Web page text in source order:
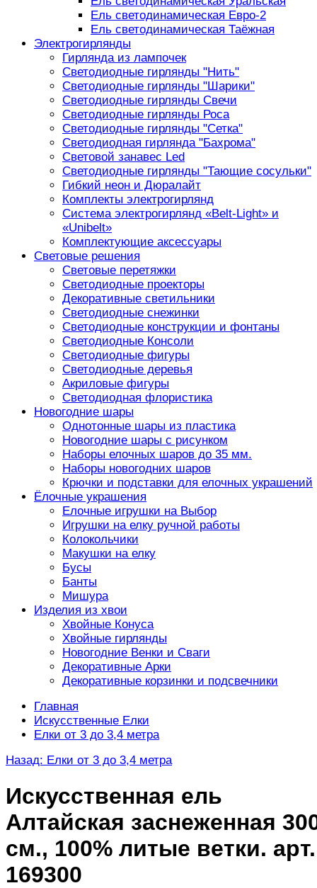
Ель светодинамическая Евро-2
Ель светодинамическая Таёжная
Электрогирлянды
Гирлянда из лампочек
Светодиодные гирлянды "Нить"
Светодиодные гирлянды "Шарики"
Светодиодные гирлянды Свечи
Светодиодные гирлянды Роса
Светодиодные гирлянды "Сетка"
Светодиодная гирлянда "Бахрома"
Световой занавес Led
Светодиодные гирлянды "Тающие сосульки"
Гибкий неон и Дюралайт
Комплекты электрогирлянд
Система электрогирлянд «Belt-Light» и
«Unibelt»
Комплектующие аксессуары
Световые решения
Световые перетяжки
Светодиодные проекторы
Декоративные светильники
Светодиодные снежинки
Светодиодные конструкции и фонтаны
Светодиодные Консоли
Светодиодные фигуры
Светодиодные деревья
Акриловые фигуры
Светодиодная флористика
Новогодние шары
Однотонные шары из пластика
Новогодние шары с рисунком
Наборы елочных шаров до 35 мм.
Наборы новогодних шаров
Крючки и подставки для елочных украшений
Ёлочные украшения
Елочные игрушки на Выбор
Игрушки на елку ручной работы
Колокольчики
Макушки на елку
Бусы
Банты
Мишура
Изделия из хвои
Хвойные Конуса
Хвойные гирлянды
Новогодние Венки и Сваги
Декоративные Арки
Декоративные корзинки и подсвечники
Главная
Искусственные Елки
Елки от 3 до 3,4 метра
Назад: Елки от 3 до 3,4 метра
Искусственная ель
Алтайская заснеженная
см., 100% литые ветки. арт.
169300